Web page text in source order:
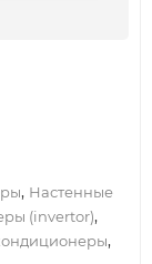
, Настенные
(invertor),
,